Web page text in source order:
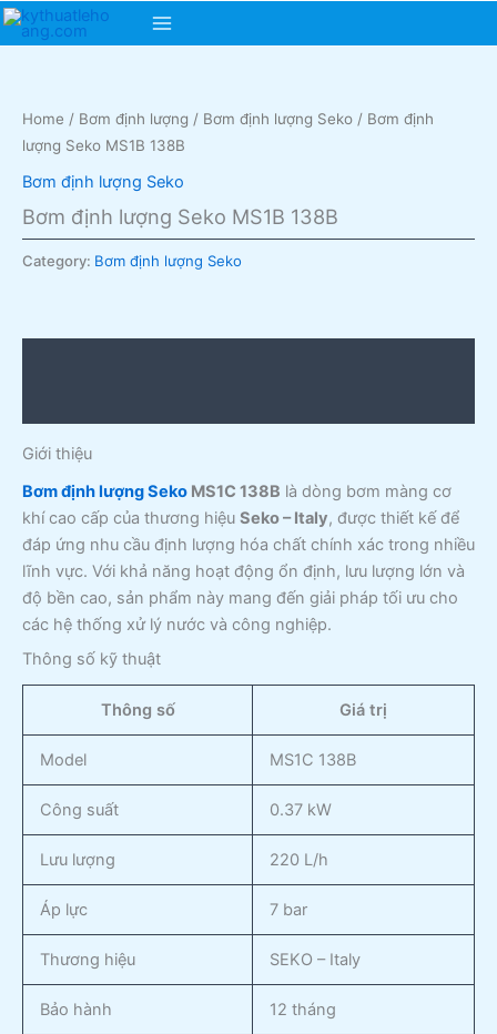
Skip
Main
Home / Bơm định lượng / Bơm định lượng Seko / Bơm định
lượng Seko MS1B 138B
Bơm định lượng Seko
Bơm định lượng Seko MS1B 138B
Category: Bơm định lượng Seko
Giới thiệu
Bơm định lượng Seko MS1C 138B là dòng bơm màng cơ
khí cao cấp của thương hiệu Seko – Italy, được thiết kế để
đáp ứng nhu cầu định lượng hóa chất chính xác trong nhiều
lĩnh vực. Với khả năng hoạt động ổn định, lưu lượng lớn và
độ bền cao, sản phẩm này mang đến giải pháp tối ưu cho
các hệ thống xử lý nước và công nghiệp.
Thông số kỹ thuật
Thông số Giá trị
Model MS1C 138B
Công suất 0.37 kW
Lưu lượng 220 L/h
Áp lực 7 bar
Thương hiệu SEKO – Italy
Bảo hành 12 tháng